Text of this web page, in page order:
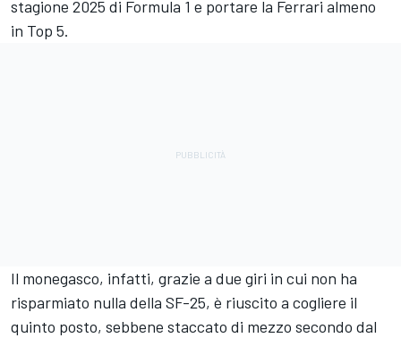
stagione 2025 di Formula 1 e portare la Ferrari almeno
in Top 5.
Il monegasco, infatti, grazie a due giri in cui non ha
risparmiato nulla della SF-25, è riuscito a cogliere il
quinto posto, sebbene staccato di mezzo secondo dal